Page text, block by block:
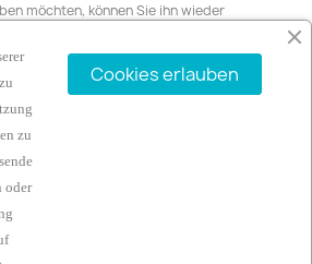
möchten, können Sie ihn wieder
zu
oder
Cookies erlauben